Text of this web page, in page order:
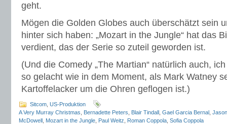
geht.
Mögen die Golden Globes auch überschätzt sein
hinter sich haben: „Mozart in the Jungle“ hat das
verdient, das der Serie so zuteil geworden ist.
(Und die Comedy „The Martian“ natürlich auch,
so gelacht wie in dem Moment, als Mark Watney
Kartoffelacker um die Ohren geflogen ist.)
Sitcom US-Produktion
A Very Murray Christmas
Bernadette Peters Blair Tindall Gael Garcia Bernal
McDowell Mozart in the Jungle Paul Weitz Roman Coppola Sofia Coppola